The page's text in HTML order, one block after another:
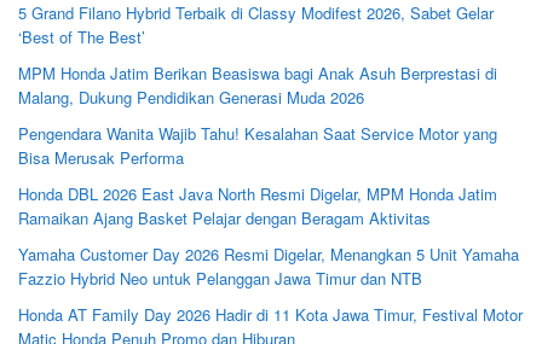
5 Grand Filano Hybrid Terbaik di Classy Modifest 2026, Sabet Gelar
‘Best of The Best’
MPM Honda Jatim Berikan Beasiswa bagi Anak Asuh Berprestasi di
Malang, Dukung Pendidikan Generasi Muda 2026
Pengendara Wanita Wajib Tahu! Kesalahan Saat Service Motor yang
Bisa Merusak Performa
Honda DBL 2026 East Java North Resmi Digelar, MPM Honda Jatim
Ramaikan Ajang Basket Pelajar dengan Beragam Aktivitas
Yamaha Customer Day 2026 Resmi Digelar, Menangkan 5 Unit Yamaha
Fazzio Hybrid Neo untuk Pelanggan Jawa Timur dan NTB
Honda AT Family Day 2026 Hadir di 11 Kota Jawa Timur, Festival Motor
Matic Honda Penuh Promo dan Hiburan